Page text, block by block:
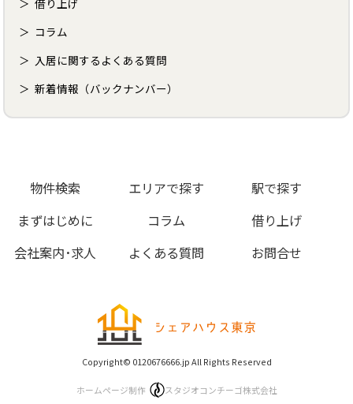
借り上げ
コラム
入居に関するよくある質問
新着情報（バックナンバー）
物件検索 エリアで探す
駅で探す
まずはじめに
コラム
借り上げ
会社案内･求人
よくある質問 お問合せ
Copyright© 0120676666.jp All Rights Reserved
ホームページ制作 スタジオコンチーゴ株式会社